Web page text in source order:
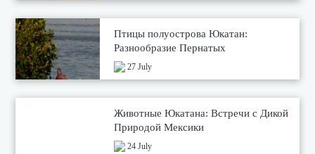
Птицы полуострова Юкатан:
Разнообразие Пернатых
27 July
Животные Юкатана: Встречи с Дикой
Природой Мексики
24 July